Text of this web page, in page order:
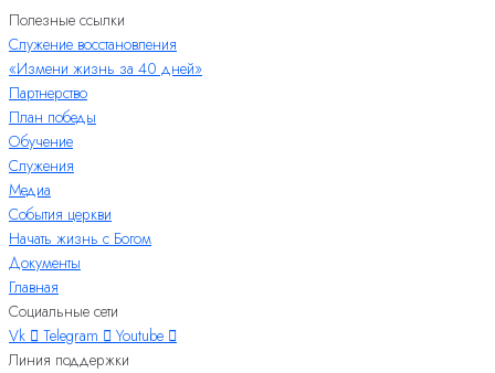
Полезные ссылки
Служение восстановления
«Измени жизнь за 40 дней»
Партнерство
План победы
Обучение
Служения
Медиа
События церкви
Начать жизнь с Богом
Документы
Главная
Социальные сети
Vk
Telegram
Youtube
Линия поддержки